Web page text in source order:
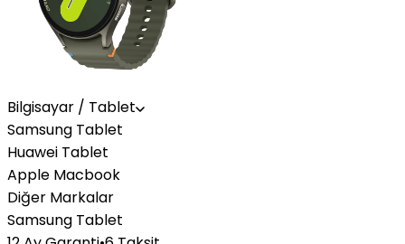
Bilgisayar / Tablet
Samsung Tablet
Huawei Tablet
Apple Macbook
Diğer Markalar
Samsung Tablet